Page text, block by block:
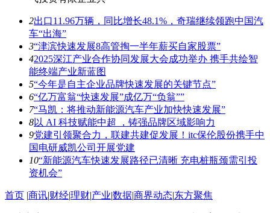
2出口11.96万辆，同比增长48.1%，奇瑞继续领跑中国汽
车“出海”
3“津滨快速发展8高管掏一半年薪买自家股票”
42025深江产业合作协同发展大会成功举办 携手共绘智
能终端产业新蓝图
5“今年是自主企业品牌快速发展的关键节点”
6“亿万富翁“快速发展”成亿万“负翁””
7“马凯：将推动新能源汽车产业加快快速发展”
8以 AI 科技赋能中超 ，铸强品牌区域影响力
9党建引领聚合力，联建共建促发展！itc保伦股份携手中
国电研威凯公司开展党建
10“新能源汽车快速发展路径已清晰 充电桩瓶颈需引投
资机会”
首页 |商讯|财经|理财|产业|数据|商界动态|东方聚焦​